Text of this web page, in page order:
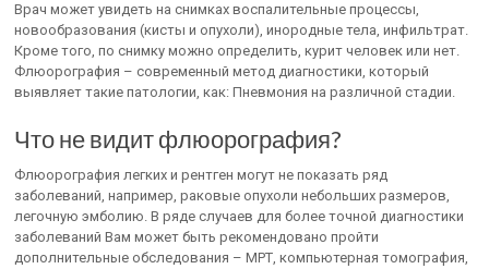
Врач может увидеть на снимках воспалительные процессы,
новообразования (кисты и опухоли), инородные тела, инфильтрат.
Кроме того, по снимку можно определить, курит человек или нет.
Флюорография – современный метод диагностики, который
выявляет такие патологии, как: Пневмония на различной стадии.
Что не видит флюорография?
Флюорография легких и рентген могут не показать ряд
заболеваний, например, раковые опухоли небольших размеров,
легочную эмболию. В ряде случаев для более точной диагностики
заболеваний Вам может быть рекомендовано пройти
дополнительные обследования – МРТ, компьютерная томография,